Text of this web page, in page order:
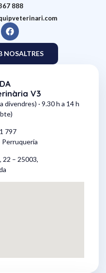
888
NOSALTRES
V3
divendres) · 9.30 h a 14 h
797
Perruquería
22 – 25003,